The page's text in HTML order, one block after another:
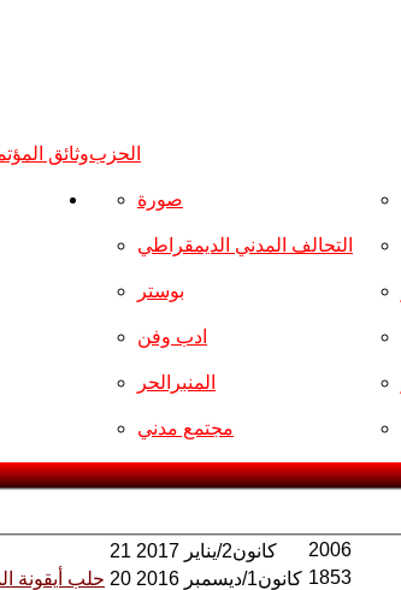
الحزبوثائق
صورة
التحالف المدني الديمقراطي
بوستر
ادب وفن
المنبرالحر
مجتمع مدني
21 كانون2/يناير 2017
2006
حلب أيقونة
20 كانون1/ديسمبر 2016 1853